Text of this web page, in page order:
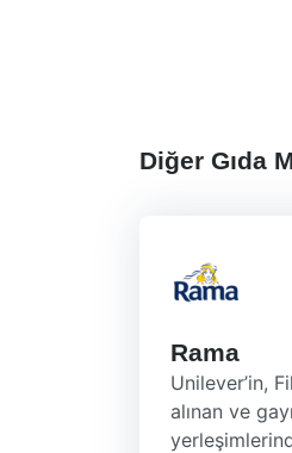
Diğer Gıda
Rama
Unilever’in,
alınan ve